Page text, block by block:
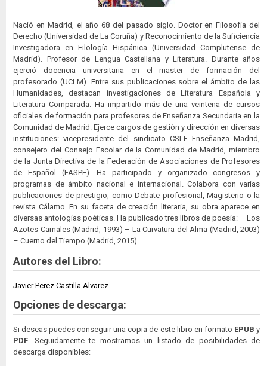
Nació en Madrid, el año 68 del pasado siglo. Doctor en Filosofía del
Derecho (Universidad de La Coruña) y Reconocimiento de la Suficiencia
Investigadora en Filología Hispánica (Universidad Complutense de
Madrid). Profesor de Lengua Castellana y Literatura. Durante años
ejerció docencia universitaria en el master de formación del
profesorado (UCLM). Entre sus publicaciones sobre el ámbito de las
Humanidades, destacan investigaciones de Literatura Española y
Literatura Comparada. Ha impartido más de una veintena de cursos
oficiales de formación para profesores de Enseñanza Secundaria en la
Comunidad de Madrid. Ejerce cargos de gestión y dirección en diversas
instituciones: vicepresidente del sindicato CSI-F Enseñanza Madrid,
consejero del Consejo Escolar de la Comunidad de Madrid, miembro
de la Junta Directiva de la Federación de Asociaciones de Profesores
de Español (FASPE). Ha participado y organizado congresos y
programas de ámbito nacional e internacional. Colabora con varias
publicaciones de prestigio, como Debate profesional, Magisterio o la
revista Cálamo. En su faceta de creación literaria, su obra aparece en
diversas antologías poéticas. Ha publicado tres libros de poesía: – Los
Azotes Carnales (Madrid, 1993) – La Curvatura del Alma (Madrid, 2003)
– Cuerno del Tiempo (Madrid, 2015).
Autores del Libro:
Javier Perez Castilla Alvarez
Opciones de descarga:
Si deseas puedes conseguir una copia de este libro en formato EPUB y
PDF . Seguidamente te mostramos un listado de posibilidades de
descarga disponibles: